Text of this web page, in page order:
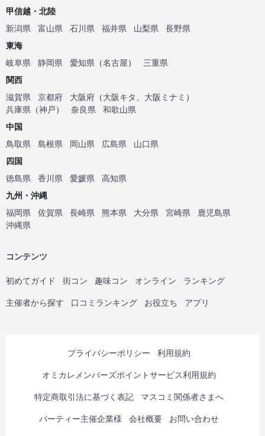
甲信越・北陸
新潟県
富山県 石川県 福井県 山梨県
長野県
東海
岐阜県
静岡県 愛知県 （名古屋）
三重県
関西
滋賀県
京都府 大阪府 （大阪キタ、 大阪ミナミ ）
兵庫県 （神戸） 奈良県
和歌山県
中国
鳥取県
島根県 岡山県 広島県
山口県
四国
徳島県
香川県 愛媛県
高知県
九州・沖縄
福岡県
佐賀県 長崎県 熊本県 大分県 宮崎県
鹿児島県
沖縄県
コンテンツ
初めてガイド 街コン 趣味コン オンライン ランキング
主催者から探す 口コミランキング お役立ち アプリ
プライバシーポリシー 利用規約
オミカレメンバーズポイントサービス利用規約
特定商取引法に基づく表記 マスコミ関係者さまへ
パーティー主催企業様 会社概要 お問い合わせ